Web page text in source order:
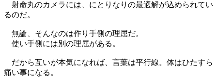
射命丸のカメラには、にとりなりの最適解が込められてい
るのだ。
無論、そんなのは作り手側の理屈だ。
使い手側には別の理屈がある。
だから互いが本気になれば、言葉は平行線。体はひたすら
痛い事になる。